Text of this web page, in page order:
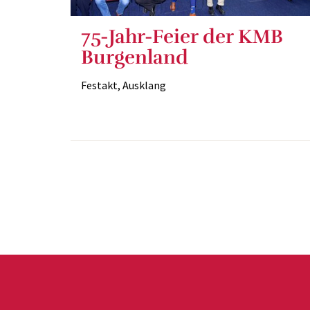
75-Jahr-Feier der KMB
Burgenland
Festakt, Ausklang